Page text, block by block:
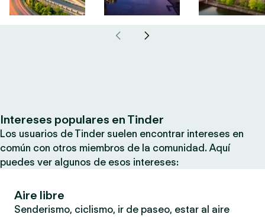
Intereses populares en Tinder
Los usuarios de Tinder suelen encontrar intereses en
común con otros miembros de la comunidad. Aquí
puedes ver algunos de esos intereses:
Aire libre
Senderismo, ciclismo, ir de paseo, estar al aire